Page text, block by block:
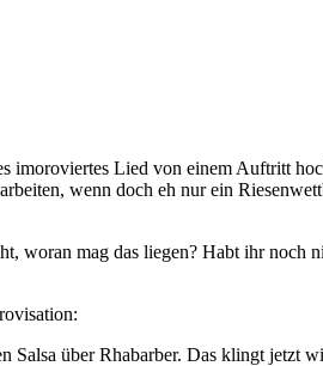
imoroviertes Lied von einem Auftritt
arbeiten, wenn doch eh nur ein
woran mag das liegen? Habt ihr noch
über Rhabarber. Das klingt jetzt